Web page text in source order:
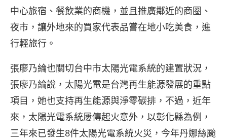
中心旅宿、餐飲業的商機，並且推廣鄰近的商圈、
夜市，讓外地來的買家代表品嘗在地小吃美食，進
行輕旅行。
張廖乃綸也關切台中市太陽光電系統的建置狀況，
張廖乃綸說，太陽光電是台灣再生能源發展的重點
項目，她也支持再生能源與淨零碳排，不過，近年
來，太陽光電系統屢傳起火意外，以彰化縣為例，
三年來已發生8件太陽光電系統火災，今年丹娜絲颱